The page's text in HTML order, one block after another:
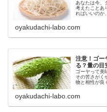
あなたは今、
考えたことあ
ればいいのか
oyakudachi-labo.com
注意！ゴー
る？量の目
ゴーヤって美
その苦さがく
物と相性が良
oyakudachi-labo.com